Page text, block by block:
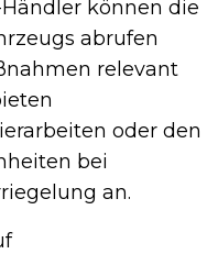
können die
abrufen
relevant
oder den
bei
an.